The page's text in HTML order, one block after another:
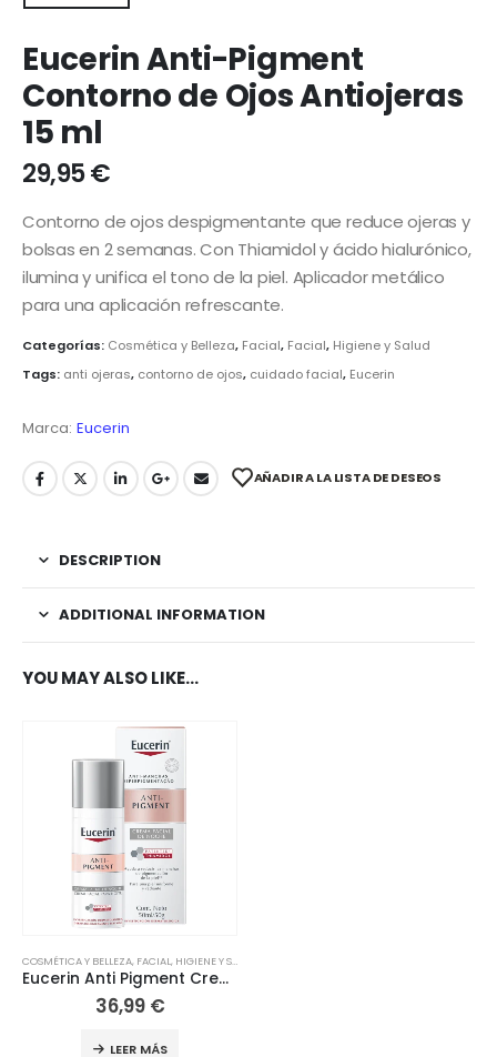
Eucerin Anti-Pigment
Contorno de Ojos Antiojeras
15 ml
29,95€
Contorno de ojos despigmentante que reduce ojeras y
bolsas en 2 semanas. Con Thiamidol y ácido hialurónico,
ilumina y unifica el tono de la piel. Aplicador metálico
para una aplicación refrescante.
Categorías: Cosmética y Belleza, Facial, Facial, Higiene y Salud
Tags: anti ojeras, contorno de ojos, cuidado facial, Eucerin
Marca: Eucerin
AÑADIR A LA LISTA DE DESEOS
DESCRIPTION
ADDITIONAL INFORMATION
YOU MAY ALSO LIKE…
COSMÉTICA Y BELLEZA, FACIAL, HIGIENE Y SALUD
Eucerin Anti Pigment Crema Noche 50ml
36,99 €
LEER MÁS